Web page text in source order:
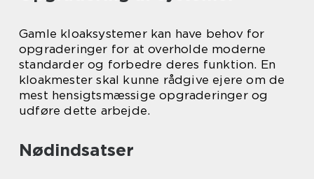
Gamle kloaksystemer kan have behov for
opgraderinger for at overholde moderne
standarder og forbedre deres funktion. En
kloakmester skal kunne rådgive ejere om de
mest hensigtsmæssige opgraderinger og
udføre dette arbejde.
Nødindsatser